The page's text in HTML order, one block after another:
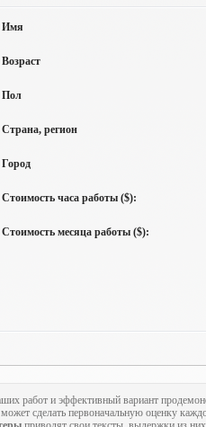
Имя
Возраст
Пол
Страна, регион
Город
Стоимость часа работы ($):
Стоимость месяца работы ($):
работ и эффективный вариант
может сделать первоначальную оценку